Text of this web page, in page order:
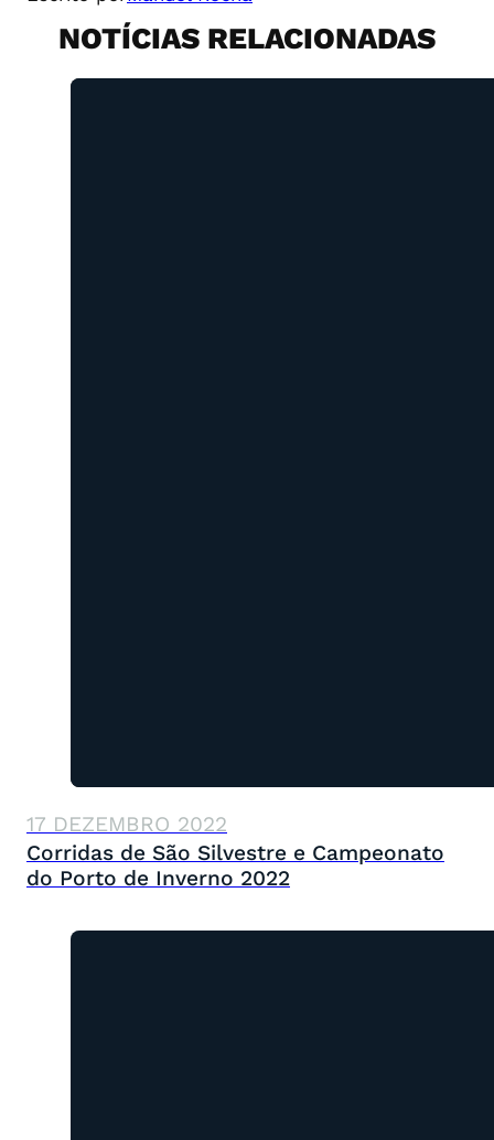
NOTÍCIAS RELACIONADAS
17 DEZEMBRO 2022
Corridas de São Silvestre e Campeonato
do Porto de Inverno 2022